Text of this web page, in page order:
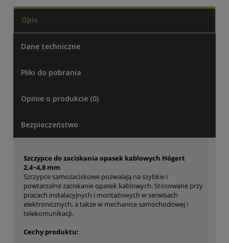
Opis
Dane techniczne
Pliki do pobrania
Opinie o produkcie (0)
Bezpieczeństwo
Szczypce do zaciskania opasek kablowych Högert
2,4~4,8 mm
Szczypce samozaciskowe pozwalają na szybkie i
powtarzalne zaciskanie opasek kablowych. Stosowane przy
pracach instalacyjnych i montażowych w serwisach
elektronicznych, a także w mechanice samochodowej i
telekomunikacji.
Cechy produktu: